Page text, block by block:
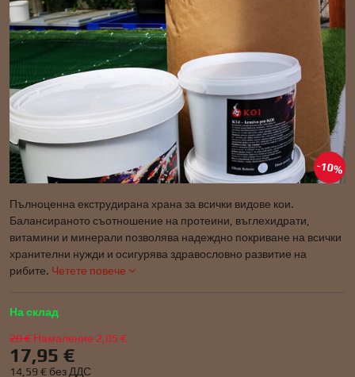
10%
Пълноценна екструдирана храна за всички видове кои.
Балансираното съотношение на протеини, въглехидрати,
витамини и минерали позволява надеждно покриване на всички
хранителни нужди и осигурява здравословно развитие на
рибите. Четете повече
На склад
20 € Намаление 2,05 €
17,95 €
14,59 € без ДДС